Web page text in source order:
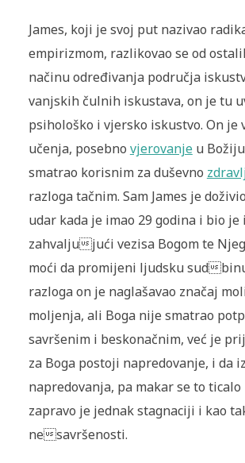
James, koji je svoj put nazivao
empirizmom, razlikovao se od
načinu određivanja područja
vanjskih čulnih iskustava, on je tu
psihološko i vjersko iskustvo. On je
učenja, posebno vjerovanjeu
smatrao korisnim za duševno
razloga tačnim. Sam James je
udar kada je imao 29 godina i bio
zahvaljujući vezisa Bogom te
moći da promijeni ljudsku sud
razloga on je naglašavao značaj
moljenja, ali Boga nije smatrao
savršenim i beskonačnim, već je
za Boga postoji napredovanje, i da
napredovanja, pa makar se to ticalo
zapravo je jednak stagnaciji i kao
nesavršenosti.